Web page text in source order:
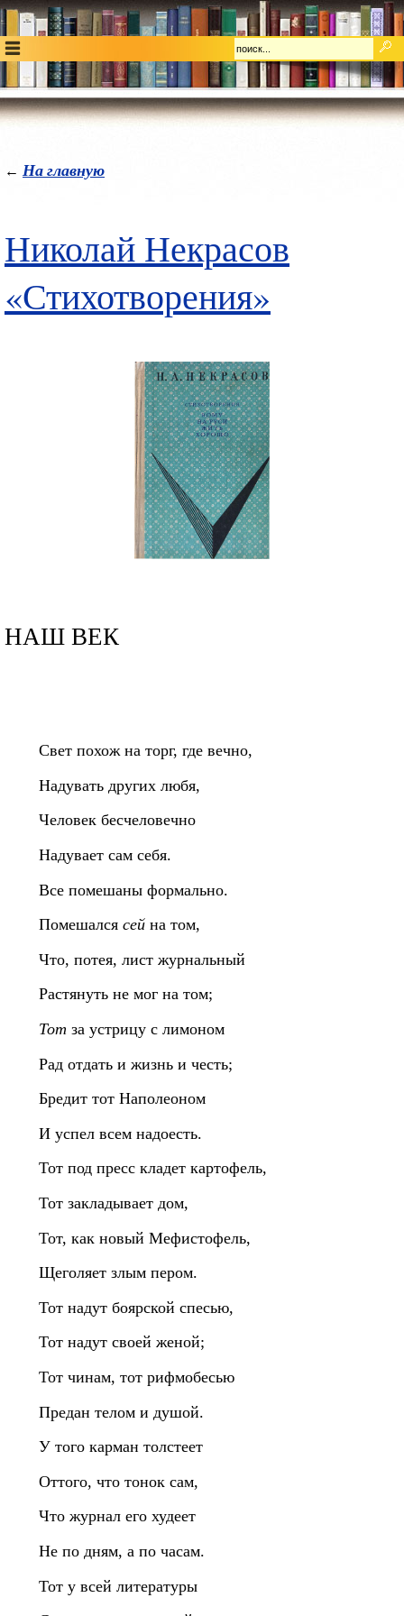
← На главную
Николай Некрасов
«Стихотворения»
НАШ ВЕК
Свет похож на торг, где вечно,
Надувать других любя,
Человек бесчеловечно
Надувает сам себя.
Все помешаны формально.
Помешался сейна том,
Что, потея, лист журнальный
Растянуть не мог на том;
Тот за устрицу с лимоном
Рад отдать и жизнь и честь;
Бредит тот Наполеоном
И успел всем надоесть.
Тот под пресс кладет картофель,
Тот закладывает дом,
Тот, как новый Мефистофель,
Щеголяет злым пером.
Тот надут боярской спесью,
Тот надут своей женой;
Тот чинам, тот рифмобесью
Предан телом и душой.
У того карман толстеет
Оттого, что тонок сам,
Что журнал его худеет
Не по дням, а по часам.
Тот у всей литературы